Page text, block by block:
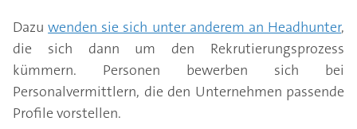
Dazuwenden sie sich unter anderem an Headhunter,
die sich dann um den Rekrutierungsprozess
kümmern. Personen bewerben sich bei
Personalvermittlern, die den Unternehmen passende
Profile vorstellen.